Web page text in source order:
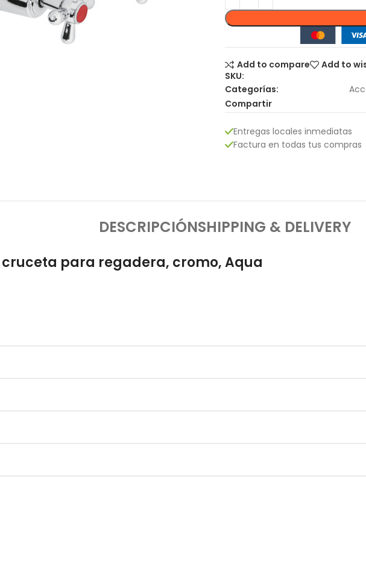
Add to compare
Add to
SKU:
Categorías:
Compartir
Entregas locales inmediatas
Factura en todas tus compras
DESCRIPCIÓNSHIPPING & DELIVERY
para regadera, cromo, Aqua